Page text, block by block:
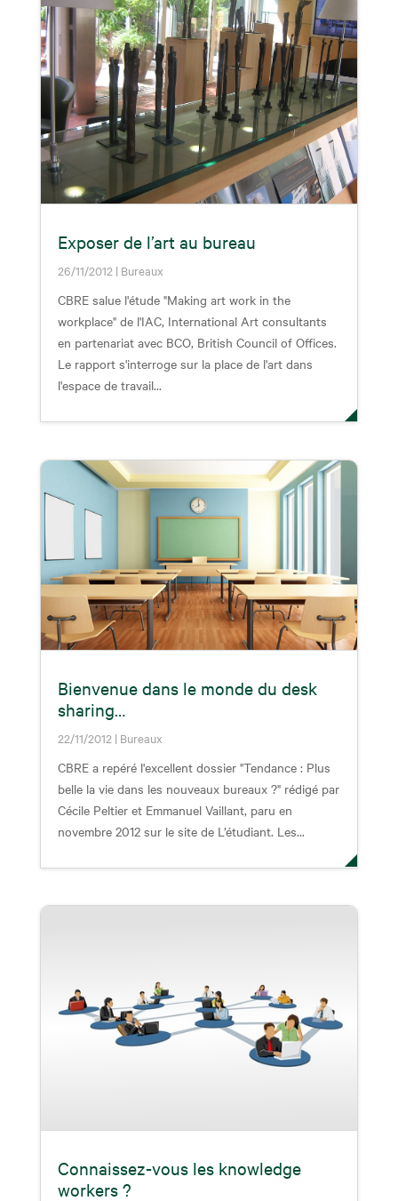
Exposer de l’art au bureau
26/11/2012 | Bureaux
CBRE salue l'étude "Making art work in the
workplace" de l'IAC, International Art consultants
en partenariat avec BCO, British Council of Offices.
Le rapport s'interroge sur la place de l'art dans
l'espace de travail...
Bienvenue dans le monde du desk
sharing…
22/11/2012 | Bureaux
CBRE a repéré l'excellent dossier "Tendance : Plus
belle la vie dans les nouveaux bureaux ?" rédigé par
Cécile Peltier et Emmanuel Vaillant, paru en
novembre 2012 sur le site de L’étudiant. Les...
Connaissez-vous les knowledge
workers ?